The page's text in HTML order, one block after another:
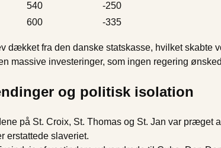
540
-250
600 -335
dækket fra den danske statskasse, hvilket skabte
massive investeringer, som ingen regering
og politisk isolation
på St. Croix, St. Thomas og St. Jan var
erstattede slaveriet.